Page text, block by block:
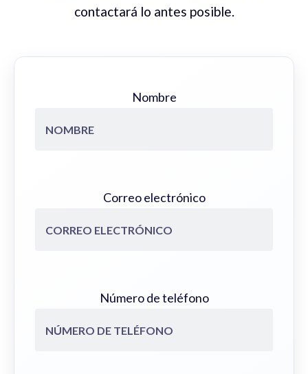
contactará lo antes posible.
Nombre
Correo electrónico
Número de teléfono